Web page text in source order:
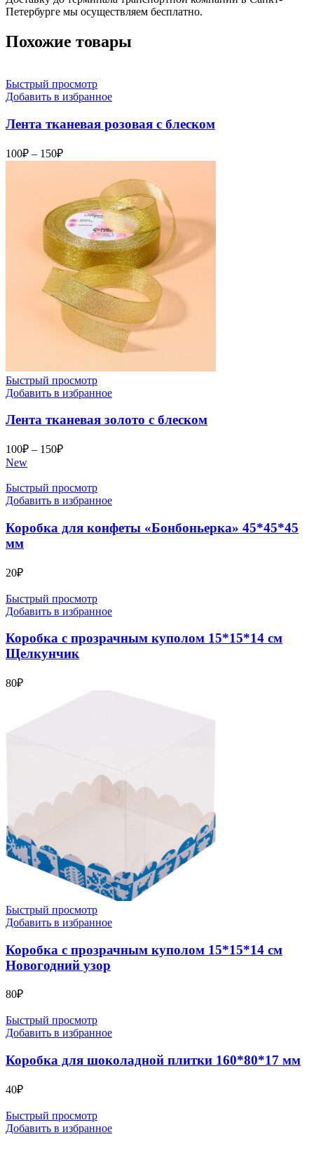
Петербурге мы осуществляем бесплатно.
Похожие товары
Быстрый просмотр
Добавить в избранное
Лента тканевая розовая с блеском
100₽ – 150₽Диапазон
цен:
150₽
Быстрый просмотр
Добавить в избранное
Лента тканевая золото с блеском
100₽ – 150₽Диапазон
–
150₽
New
Быстрый просмотр
Добавить в избранное
Коробка для конфеты «Бонбоньерка» 45*45*45
мм
20₽
Быстрый просмотр
Добавить в избранное
Коробка с прозрачным куполом 15*15*14 см
Щелкунчик
80₽
Быстрый просмотр
Добавить в избранное
Коробка с прозрачным куполом 15*15*14 см
Новогодний узор
80₽
Быстрый просмотр
Добавить в избранное
Коробка для шоколадной плитки 160*80*17 мм
40₽
Быстрый просмотр
Добавить в избранное